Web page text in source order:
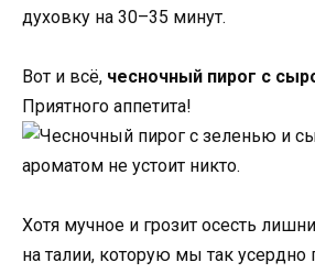
духовку на 30–35 минут.
Вот и всё, чесночный пирог с
Приятного аппетита!
Хотя мучное и грозит осесть
на талии, которую мы так усердно